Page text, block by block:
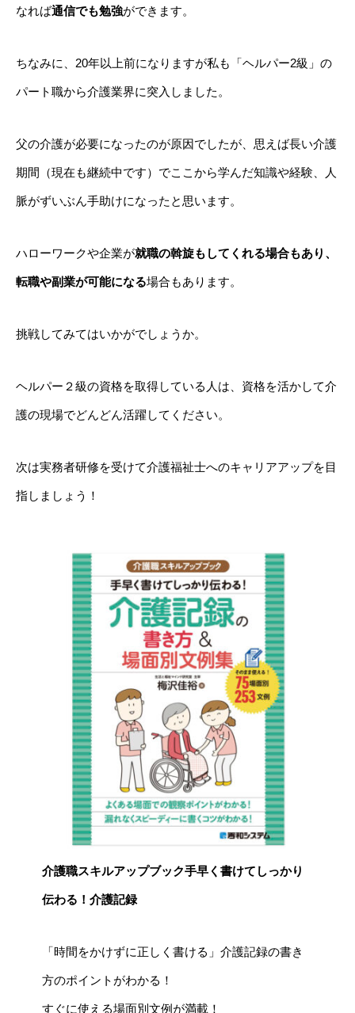
なれば通信でも勉強ができます。
ちなみに、20年以上前になりますが私も「ヘルパー2級」の
パート職から介護業界に突入しました。
父の介護が必要になったのが原因でしたが、思えば長い介護
期間（現在も継続中です）でここから学んだ知識や経験、人
脈がずいぶん手助けになったと思います。
ハローワークや企業が就職の斡旋もしてくれる場合もあり、
転職や副業が可能になる場合もあります。
挑戦してみてはいかがでしょうか。
ヘルパー２級の資格を取得している人は、資格を活かして介
護の現場でどんどん活躍してください。
次は実務者研修を受けて介護福祉士へのキャリアアップを目
指しましょう！
介護職スキルアップブック手早く書けてしっかり
伝わる！介護記録
「時間をかけずに正しく書ける」介護記録の書き
方のポイントがわかる！
すぐに使える場面別文例が満載！